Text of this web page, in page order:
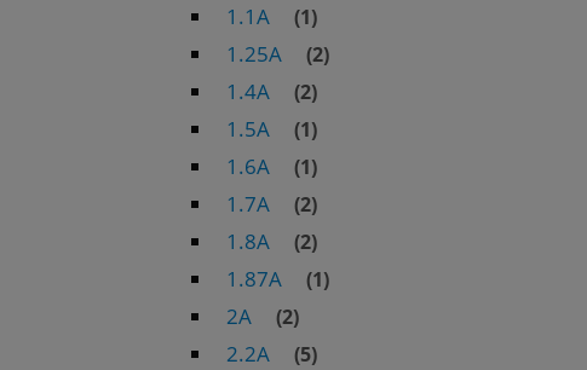
1.1A (1)
1.25A (2)
1.4A (2)
1.5A (1)
1.6A (1)
1.7A (2)
1.8A (2)
1.87A (1)
2A (2)
2.2A (5)